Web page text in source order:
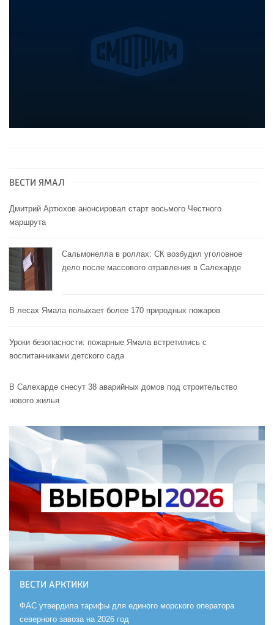
ВЕСТИ ЯМАЛ
Дмитрий Артюхов анонсировал старт восьмого Честного
маршрута
Сальмонелла в роллах: СК возбудил уголовное
дело после массового отравления в Салехарде
В лесах Ямала полыхает более 170 природных пожаров
Уроки безопасности: пожарные Ямала встретились с
воспитанниками детского сада
В Салехарде снесут 38 аварийных домов под строительство
нового жилья
ВЕСТИ АРКТИКИ
ФАС утвердила тарифы для единого морского оператора
северного завоза на 2026 год